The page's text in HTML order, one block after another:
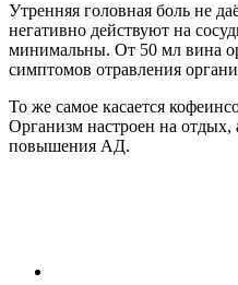
Утренняя головная боль не
негативно действуют на
минимальны. От 50 мл вина
симптомов отравления
То же самое касается
Организм настроен на отдых,
повышения АД.